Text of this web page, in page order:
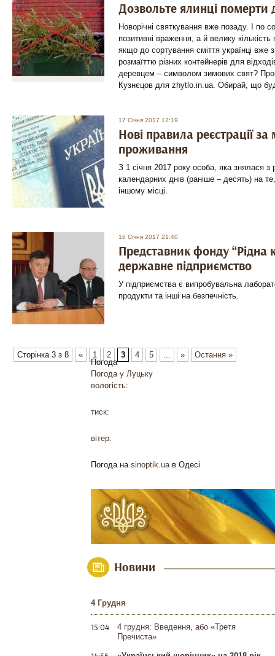
Дозвольте ялинці померти
Новорічні святкування вже позаду. І по
позитивні враження, а й велику
якщо до сортування сміття українці вже
розмаїттю різних контейнерів для
деревцем – символом зимових свят?
Кузнєцов для zhytlo.in.ua. Обирай, що
17 Січня 2017 12:19
Нові правила реєстрації за
проживання
З 1 січня 2017 року особа, яка знялася з
календарних днів (раніше – десять) на
іншому місці.
16 Січня 2017 21:40
Представник фонду “Рідна
державне підприємство
У підприємства є випробувальна
продукти та інші на безпечність.
Сторінка 3 з 8 « 1 2 3 4 5 ... »
Остання »
Погода
Погода у Луцьку
вологість:
тиск:
вітер:
Погода на sinoptik.uaв Одесі
Новини
4 Грудня
15:04
4 грудня: Введення, або «Третя
Пречиста»